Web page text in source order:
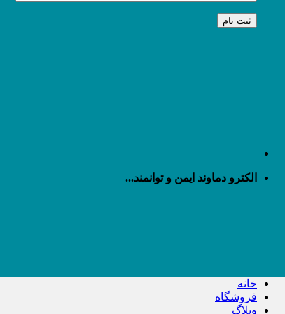
الکترو دماوند ایمن و توانمند...
خانه
فروشگاه
وبلاگ